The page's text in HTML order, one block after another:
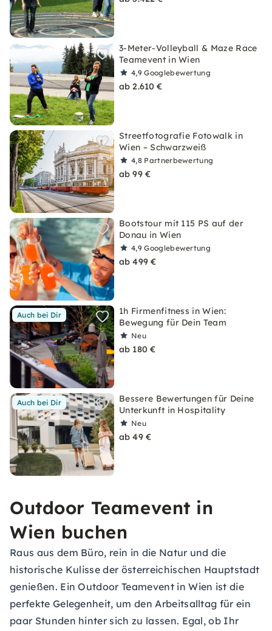
3-Meter-Volleyball & Maze Race
Teamevent in Wien
4,9Googlebewertung
ab 2.610 €
Streetfotografie Fotowalk in
Wien – Schwarzweiß
4,8 Partnerbewertung
ab 99 €
Bootstour mit 115 PS auf der
Donau in Wien
4,9Googlebewertung
ab 499 €
Auch bei Dir
1h Firmenfitness in Wien:
Bewegung für Dein Team
Neu
ab 180 €
Auch bei Dir
Bessere Bewertungen für Deine
Unterkunft in Hospitality
Neu
ab 49 €
Outdoor Teamevent in
Wien buchen
Raus aus dem Büro, rein in die Natur und die
historische Kulisse der österreichischen Hauptstadt
genießen. Ein Outdoor Teamevent in Wien ist die
perfekte Gelegenheit, um den Arbeitsalltag für ein
paar Stunden hinter sich zu lassen. Egal, ob Ihr